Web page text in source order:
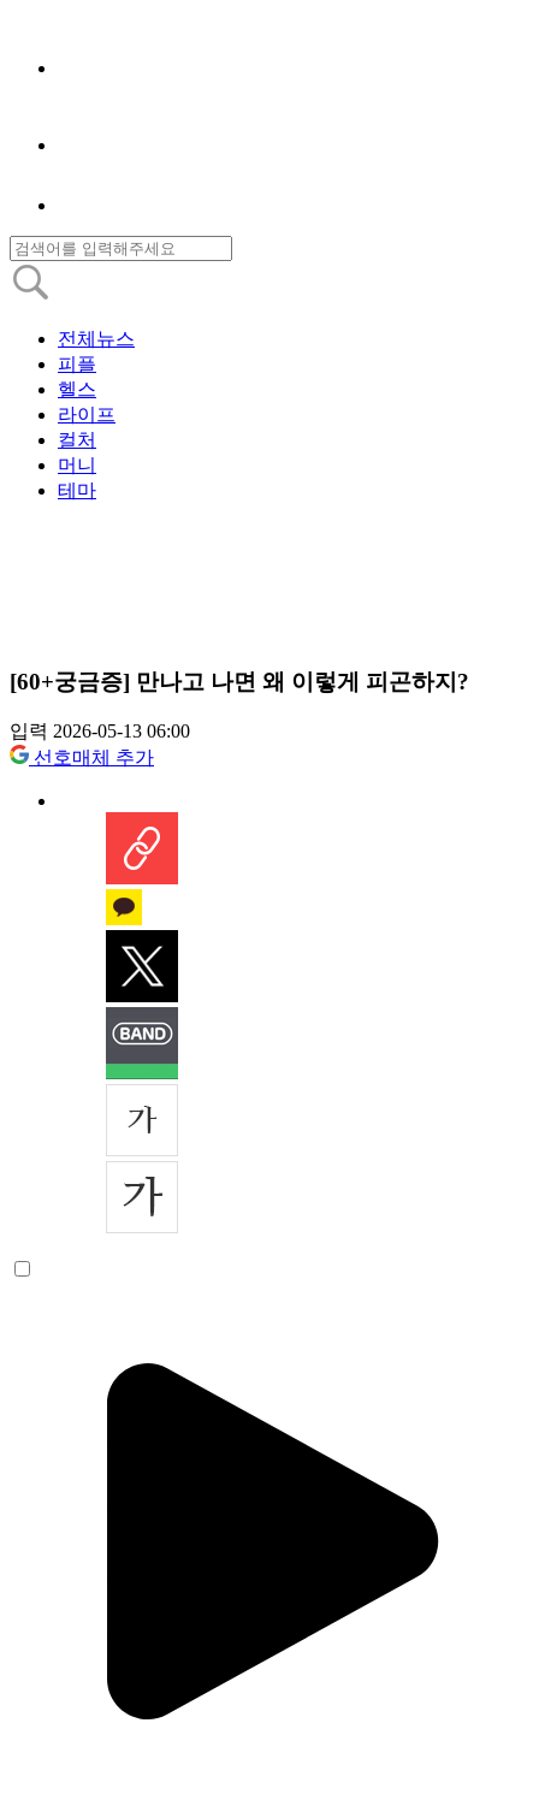
전체뉴스
피플
헬스
라이프
컬처
머니
테마
[60+궁금증] 만나고 나면 왜 이렇게 피곤하지?
입력 2026-05-13 06:00
선호매체 추가